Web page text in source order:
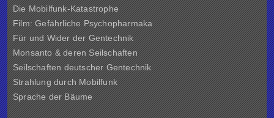
Die Mobilfunk-Katastrophe
Film: Gefährliche Psychopharmaka
Für und Wider der Gentechnik
Monsanto & deren Seilschaften
Seilschaften deutscher Gentechnik
Strahlung durch Mobilfunk
Sprache der Bäume